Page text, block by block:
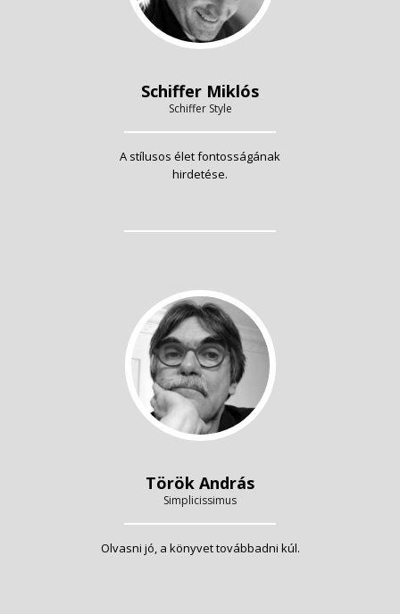
Schiffer Miklós
Schiffer Style
A stílusos élet fontosságának
hirdetése.
Török András
Simplicissimus
Olvasni jó, a könyvet továbbadni kúl.